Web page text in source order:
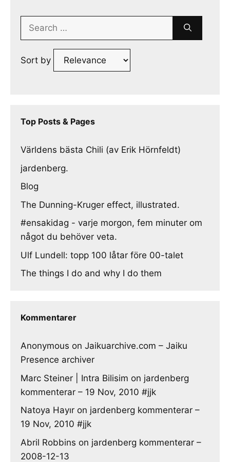
Search
Sort by
Top Posts & Pages
Världens bästa Chili (av Erik Hörnfeldt)
jardenberg.
Blog
The Dunning-Kruger effect, illustrated.
#ensakidag - varje morgon, fem minuter om
något du behöver veta.
Ulf Lundell: topp 100 låtar före 00-talet
The things I do and why I do them
Kommentarer
Anonymous on Jaikuarchive.com – Jaiku
Presence archiver
Marc Steiner | Intra Bilisim on jardenberg
kommenterar – 19 Nov, 2010 #jjk
Natoya Hayır on jardenberg kommenterar –
19 Nov, 2010 #jjk
Abril Robbins on jardenberg kommenterar –
2008-12-13